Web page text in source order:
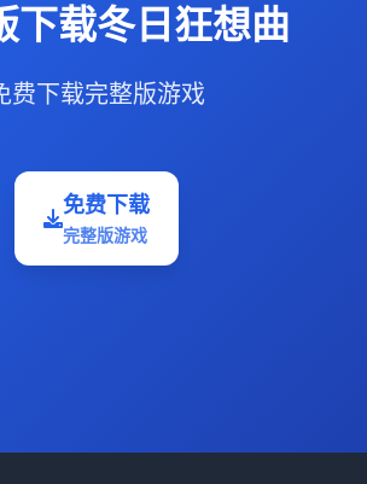
下载冬日狂想曲
费下载完整版游戏
免费下载
完整版游戏